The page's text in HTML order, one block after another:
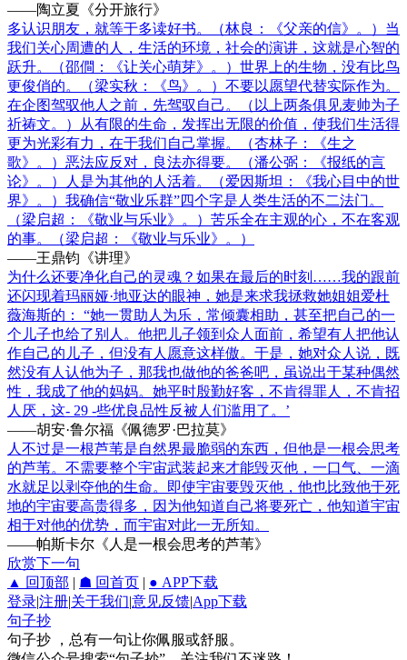
——陶立夏《分开旅行》
多认识朋友，就等于多读好书。（林良：《父亲的信》。）当
我们关心周遭的人，生活的环境，社会的演讲，这就是心智的
跃升。（邵僴：《让关心萌芽》。）世界上的生物，没有比鸟
更俊俏的。（梁实秋：《鸟》。）不要以愿望代替实际作为。
在企图驾驭他人之前，先驾驭自己。（以上两条俱见麦帅为子
祈祷文。）从有限的生命，发挥出无限的价值，使我们生活得
更为光彩有力，在于我们自己掌握。（杏林子：《生之
歌》。）恶法应反对，良法亦得要。（潘公弼：《报纸的言
论》。）人是为其他的人活着。（爱因斯坦：《我心目中的世
界》。）我确信“敬业乐群”四个字是人类生活的不二法门。
（梁启超：《敬业与乐业》。）苦乐全在主观的心，不在客观
的事。（梁启超：《敬业与乐业》。）
——王鼎钧《讲理》
为什么还要净化自己的灵魂？如果在最后的时刻……我的跟前
还闪现着玛丽娅·地亚达的眼神，她是来求我拯救她姐姐爱杜
薇海斯的： “她一贯助人为乐，常倾囊相助，甚至把自己的一
个儿子也给了别人。他把儿子领到众人面前，希望有人把他认
作自己的儿子，但没有人愿意这样傲。于是，她对众人说，既
然没有人认他为子，那我也做他的爸爸吧，虽说出于某种偶然
性，我成了他的妈妈。她平时殷勤好客，不肯得罪人，不肯招
人厌，这- 29 -些优良品性反被人们滥用了。’
——胡安·鲁尔福《佩德罗·巴拉莫》
人不过是一根芦苇是自然界最脆弱的东西，但他是一根会思考
的芦苇。不需要整个宇宙武装起来才能毁灭他，一口气、一滴
水就足以剥夺他的生命。即使宇宙要毁灭他，他也比致他于死
地的宇宙要高贵得多，因为他知道自己将要死亡，他知道宇宙
相于对他的优势，而宇宙对此一无所知。
——帕斯卡尔《人是一根会思考的芦苇》
欣赏下一句
▲ 回顶部 | ☗ 回首页 | ● APP下载
登录|注册|关于我们|意见反馈|App下载
句子抄
句子抄 ，总有一句让你佩服或舒服。